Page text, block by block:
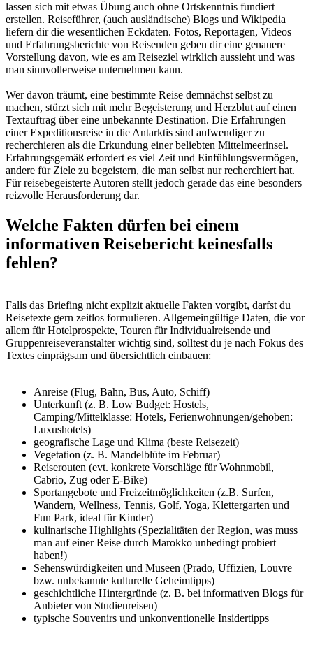
lassen sich mit etwas Übung auch ohne Ortskenntnis fundiert
erstellen. Reiseführer, (auch ausländische) Blogs und Wikipedia
liefern dir die wesentlichen Eckdaten. Fotos, Reportagen, Videos
und Erfahrungsberichte von Reisenden geben dir eine genauere
Vorstellung davon, wie es am Reiseziel wirklich aussieht und was
man sinnvollerweise unternehmen kann.
Wer davon träumt, eine bestimmte Reise demnächst selbst zu
machen, stürzt sich mit mehr Begeisterung und Herzblut auf einen
Textauftrag über eine unbekannte Destination. Die Erfahrungen
einer Expeditionsreise in die Antarktis sind aufwendiger zu
recherchieren als die Erkundung einer beliebten Mittelmeerinsel.
Erfahrungsgemäß erfordert es viel Zeit und Einfühlungsvermögen,
andere für Ziele zu begeistern, die man selbst nur recherchiert hat.
Für reisebegeisterte Autoren stellt jedoch gerade das eine besonders
reizvolle Herausforderung dar.
Welche Fakten dürfen bei einem
informativen Reisebericht keinesfalls
fehlen?
Falls das Briefing nicht explizit aktuelle Fakten vorgibt, darfst du
Reisetexte gern zeitlos formulieren. Allgemeingültige Daten, die vor
allem für Hotelprospekte, Touren für Individualreisende und
Gruppenreiseveranstalter wichtig sind, solltest du je nach Fokus des
Textes einprägsam und übersichtlich einbauen:
Anreise (Flug, Bahn, Bus, Auto, Schiff)
Unterkunft (z. B. Low Budget: Hostels,
Camping/Mittelklasse: Hotels, Ferienwohnungen/gehoben:
Luxushotels)
geografische Lage und Klima (beste Reisezeit)
Vegetation (z. B. Mandelblüte im Februar)
Reiserouten (evt. konkrete Vorschläge für Wohnmobil,
Cabrio, Zug oder E-Bike)
Sportangebote und Freizeitmöglichkeiten (z.B. Surfen,
Wandern, Wellness, Tennis, Golf, Yoga, Klettergarten und
Fun Park, ideal für Kinder)
kulinarische Highlights (Spezialitäten der Region, was muss
man auf einer Reise durch Marokko unbedingt probiert
haben!)
Sehenswürdigkeiten und Museen (Prado, Uffizien, Louvre
bzw. unbekannte kulturelle Geheimtipps)
geschichtliche Hintergründe (z. B. bei informativen Blogs für
Anbieter von Studienreisen)
typische Souvenirs und unkonventionelle Insidertipps